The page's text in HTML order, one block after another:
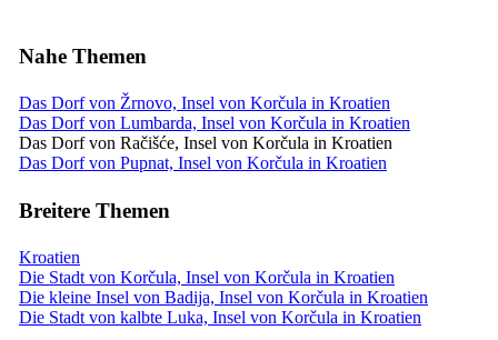
Nahe Themen
Das Dorf von Žrnovo, Insel von Korčula in Kroatien
Das Dorf von Lumbarda, Insel von Korčula in Kroatien
Das Dorf von Račišće, Insel von Korčula in Kroatien
Das Dorf von Pupnat, Insel von Korčula in Kroatien
Breitere Themen
Kroatien
Die Stadt von Korčula, Insel von Korčula in Kroatien
Die kleine Insel von Badija, Insel von Korčula in Kroatien
Die Stadt von kalbte Luka, Insel von Korčula in Kroatien